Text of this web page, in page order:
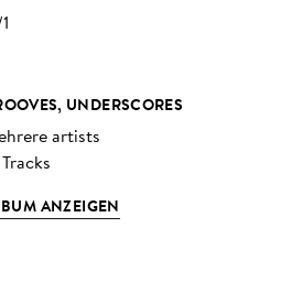
UNDERSCORES
artists
ANZEIGEN